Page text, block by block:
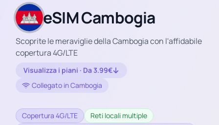
eSIM Cambogia
Scoprite le meraviglie della Cambogia con l'affidabile
copertura 4G/LTE
Visualizza i piani · Da 3.99€
Collegato in Cambogia
Copertura 4G/LTE
Reti locali multiple